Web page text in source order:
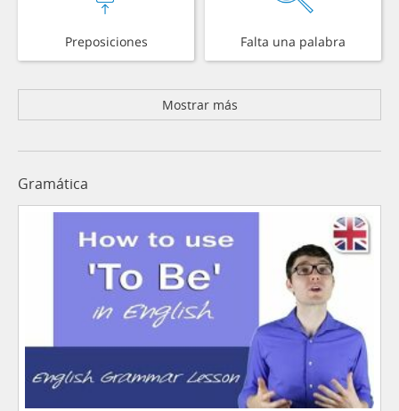
Preposiciones Falta una palabra
Mostrar más
Gramática